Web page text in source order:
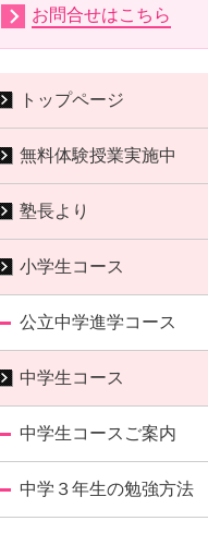
お問合せはこちら
トップページ
無料体験授業実施中
塾長より
小学生コース
公立中学進学コース
中学生コース
中学生コースご案内
中学３年生の勉強方法